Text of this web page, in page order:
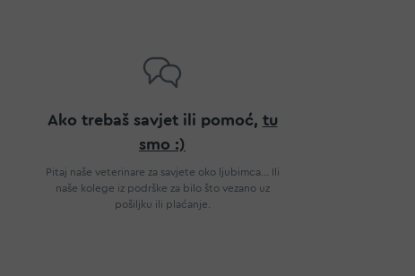
Ako trebaš savjet ili pomoć, tu
smo :)
Pitaj naše veterinare za savjete oko ljubimca... Ili
naše kolege iz podrške za bilo što vezano uz
pošiljku ili plaćanje.